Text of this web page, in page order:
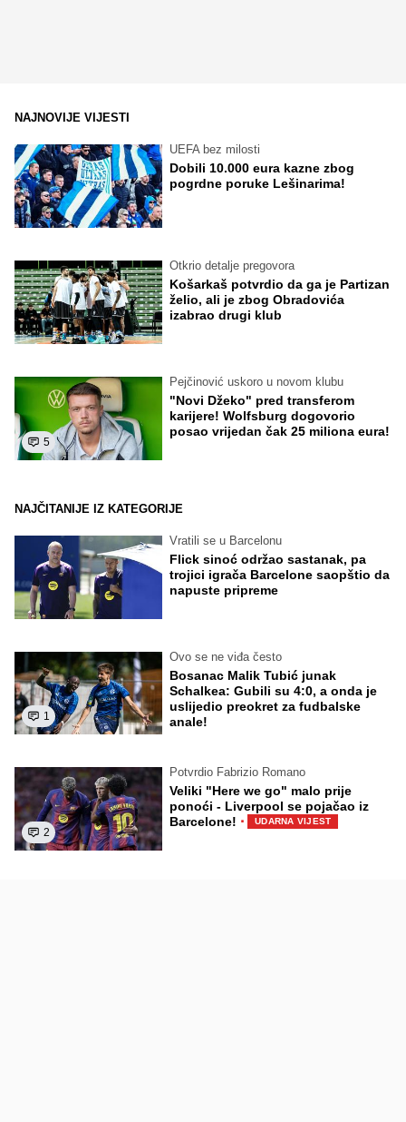
NAJNOVIJE VIJESTI
UEFA bez milosti
Dobili 10.000 eura kazne zbog
pogrdne poruke Lešinarima!
Otkrio detalje pregovora
Košarkaš potvrdio da ga je Partizan
želio, ali je zbog Obradovića
izabrao drugi klub
5
Pejčinović uskoro u novom klubu
"Novi Džeko" pred transferom
karijere! Wolfsburg dogovorio
posao vrijedan čak 25 miliona eura!
NAJČITANIJE IZ KATEGORIJE
Vratili se u Barcelonu
Flick sinoć održao sastanak, pa
trojici igrača Barcelone saopštio da
napuste pripreme
1
Ovo se ne viđa često
Bosanac Malik Tubić junak
Schalkea: Gubili su 4:0, a onda je
uslijedio preokret za fudbalske
anale!
2
Potvrdio Fabrizio Romano
Veliki "Here we go" malo prije
ponoći - Liverpool se pojačao iz
Barcelone! · UDARNA VIJEST